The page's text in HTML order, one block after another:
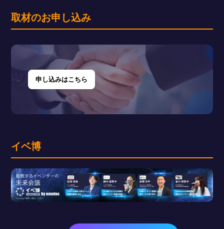
取材のお申し込み
申し込みはこちら
イベ博